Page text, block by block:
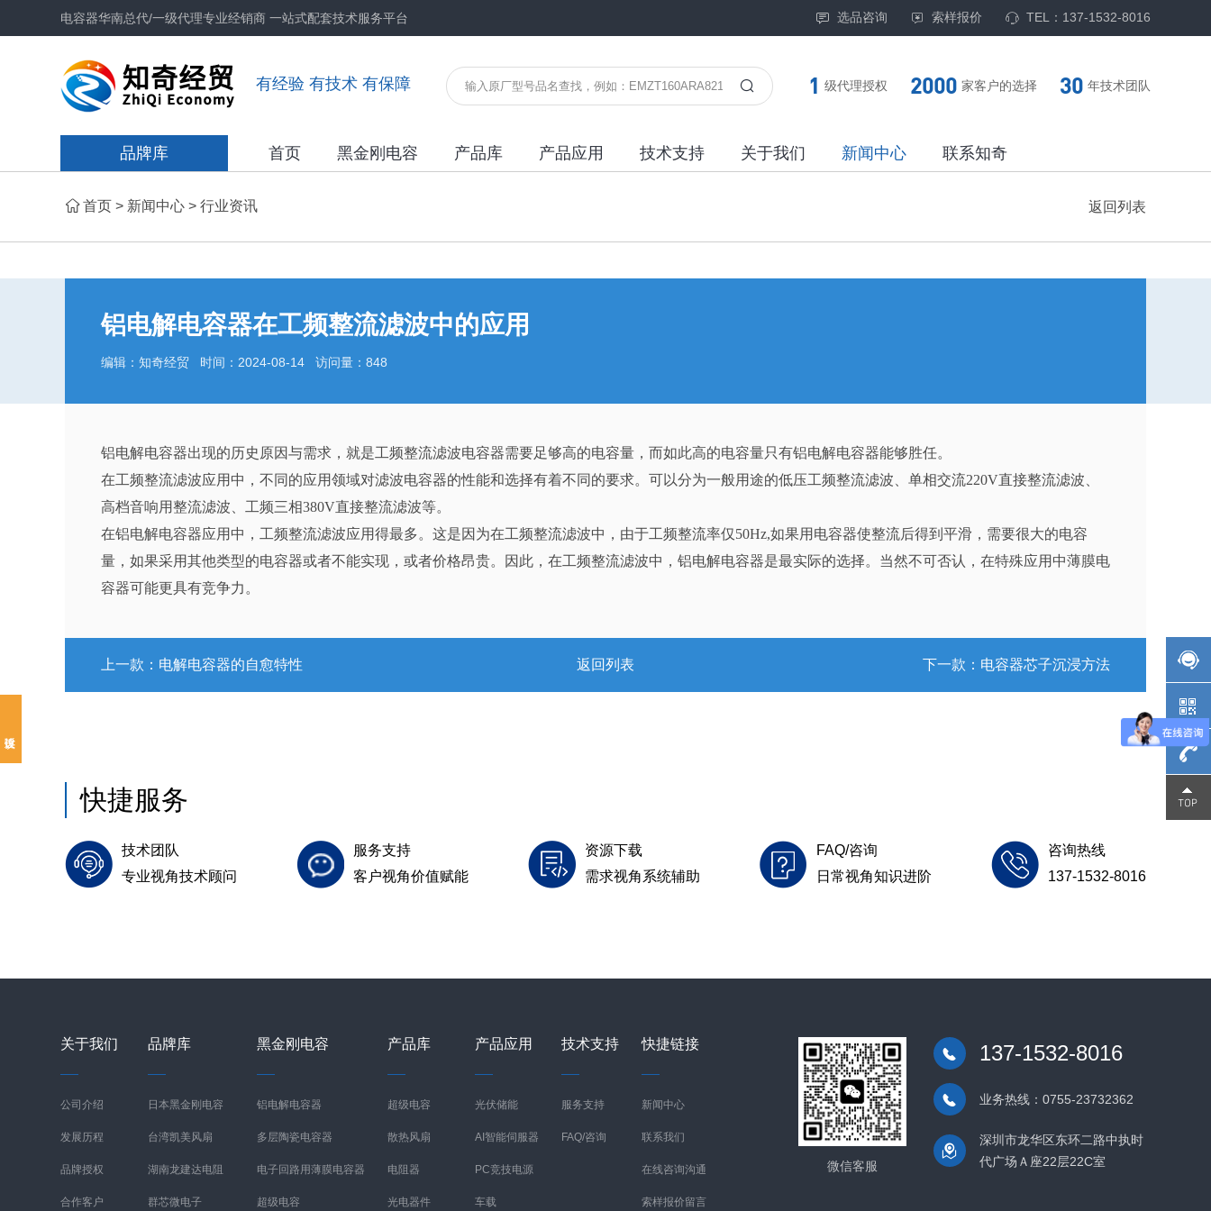
电容器华南总代/一级代理专业经销商 一站式配套技术服务平台 选品咨询 索样报价 TEL：137-1532-8016
有经验 有技术 有保障 1 级代理授权 2000 家客户的选择 30 年技术团队
品牌库 首页 黑金刚电容 产品库 产品应用 技术支持 关于我们 新闻中心 联系知奇
首页 > 新闻中心 > 行业资讯 返回列表
铝电解电容器在工频整流滤波中的应用
编辑：知奇经贸 时间：2024-08-14 访问量：848
铝电解电容器出现的历史原因与需求，就是工频整流滤波电容器需要足够高的电容量，而如此高的电容量只有铝电解电容器能够胜任。
在工频整流滤波应用中，不同的应用领域对滤波电容器的性能和选择有着不同的要求。可以分为一般用途的低压工频整流滤波、单相交流220V直接整流滤波、
高档音响用整流滤波、工频三相380V直接整流滤波等。
在铝电解电容器应用中，工频整流滤波应用得最多。这是因为在工频整流滤波中，由于工频整流率仅50Hz,如果用电容器使整流后得到平滑，需要很大的电容
量，如果采用其他类型的电容器或者不能实现，或者价格昂贵。因此，在工频整流滤波中，铝电解电容器是最实际的选择。当然不可否认，在特殊应用中薄膜电
容器可能更具有竞争力。
上一款： 电解电容器的自愈特性 返回列表 下一款： 电容器芯子沉浸方法
快捷服务
技术团队
专业视角技术顾问
服务支持
客户视角价值赋能
资源下载
需求视角系统辅助
FAQ/咨询
日常视角知识进阶
咨询热线
137-1532-8016
关于我们
公司介绍
发展历程
品牌授权
合作客户
品牌库
日本黑金刚电容
台湾凯美风扇
湖南龙建达电阻
群芯微电子
黑金刚电容
铝电解电容器
多层陶瓷电容器
电子回路用薄膜电容器
超级电容
产品库
超级电容
散热风扇
电阻器
光电器件
产品应用
光伏储能
AI智能伺服器
PC竞技电源
车载
技术支持
服务支持
FAQ/咨询
快捷链接
新闻中心
联系我们
在线咨询沟通
索样报价留言
微信客服
137-1532-8016
业务热线：0755-23732362
深圳市龙华区东环二路中执时
代广场Ａ座22层22C室
137-